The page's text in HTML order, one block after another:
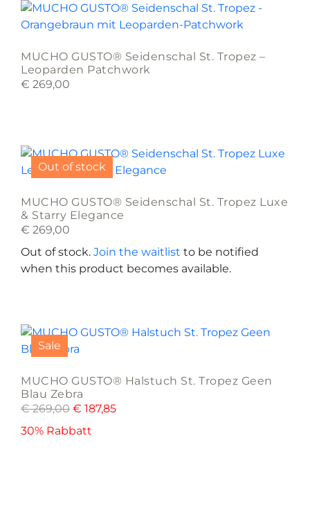
MUCHO GUSTO® Seidenschal St. Tropez –
Leoparden Patchwork
€ 269,00
Out of stock
MUCHO GUSTO® Seidenschal St. Tropez Luxe
& Starry Elegance
€ 269,00
Out of stock. Join the waitlist to be notified
when this product becomes available.
Sale
MUCHO GUSTO® Halstuch St. Tropez Geen
Blau Zebra
€269,00 € 187,85
30% Rabbatt